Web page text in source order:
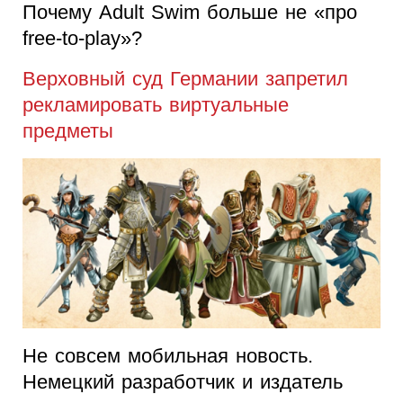
Почему Adult Swim больше не «про
free-to-play»?
Верховный суд Германии запретил
рекламировать виртуальные
предметы
Не совсем мобильная новость.
Немецкий разработчик и издатель